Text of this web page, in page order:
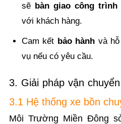
sẽ bàn giao công trình
với khách hàng.
Cam kết bảo hành và
vụ nếu có yêu cầu.
3. Giải pháp vận
3.1 Hệ thống xe bồn
Môi Trường Miền Đông